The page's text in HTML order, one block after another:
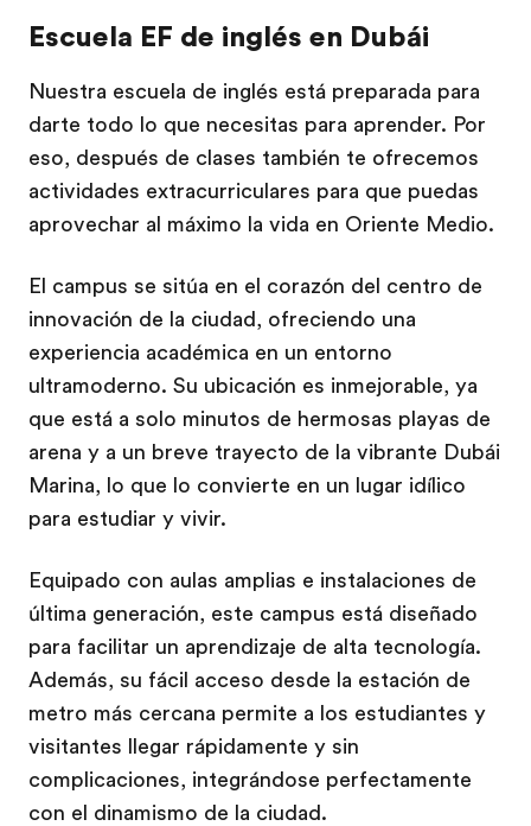
Escuela EF de inglés en Dubái
Nuestra escuela de inglés está preparada para
darte todo lo que necesitas para aprender. Por
eso, después de clases también te ofrecemos
actividades extracurriculares para que puedas
aprovechar al máximo la vida en Oriente Medio.
El campus se sitúa en el corazón del centro de
innovación de la ciudad, ofreciendo una
experiencia académica en un entorno
ultramoderno. Su ubicación es inmejorable, ya
que está a solo minutos de hermosas playas de
arena y a un breve trayecto de la vibrante Dubái
Marina, lo que lo convierte en un lugar idílico
para estudiar y vivir.
Equipado con aulas amplias e instalaciones de
última generación, este campus está diseñado
para facilitar un aprendizaje de alta tecnología.
Además, su fácil acceso desde la estación de
metro más cercana permite a los estudiantes y
visitantes llegar rápidamente y sin
complicaciones, integrándose perfectamente
con el dinamismo de la ciudad.